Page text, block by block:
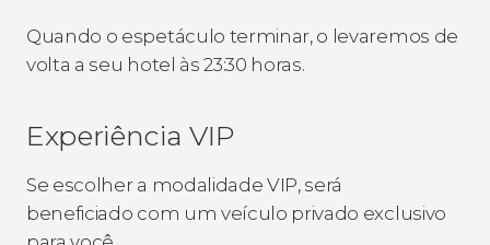
Quando o espetáculo terminar, o levaremos de
volta a seu hotel às 23:30 horas.
Experiência VIP
Se escolher a modalidade VIP, será
beneficiado com um veículo privado exclusivo